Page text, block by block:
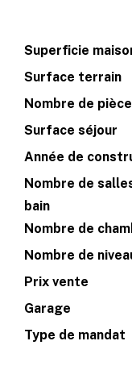
Superficie
Surface terrain
Nombre de
Surface séjour
Année de
Nombre de
bain
Nombre de
Nombre de
Prix vente
Garage
Type de mandat